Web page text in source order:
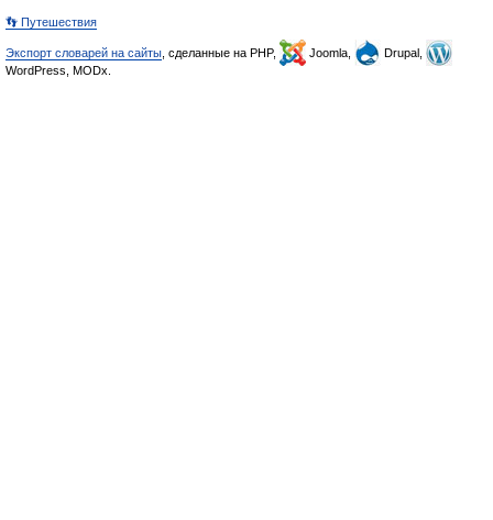
👣 Путешествия
Экспорт словарей на сайты , сделанные на PHP, Joomla,
Drupal,
WordPress, MODx.